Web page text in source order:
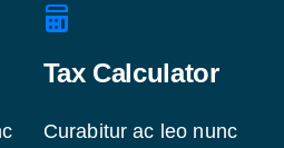
Tax Calculator
Curabitur ac leo nunc